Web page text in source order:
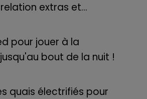
extras et...
pour jouer à la
bout de la nuit !
quais électrifiés pour